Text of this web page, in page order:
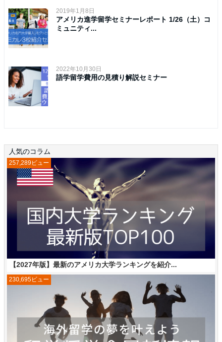
2019年1月8日
アメリカ進学留学セミナーレポート 1/26（土）コ
ミュニティ...
2022年10月30日
語学留学費用の見積り解説セミナー
人気のコラム
【2027年版】最新のアメリカ大学ランキングを紹介...
257,289ビュー
230,695ビュー